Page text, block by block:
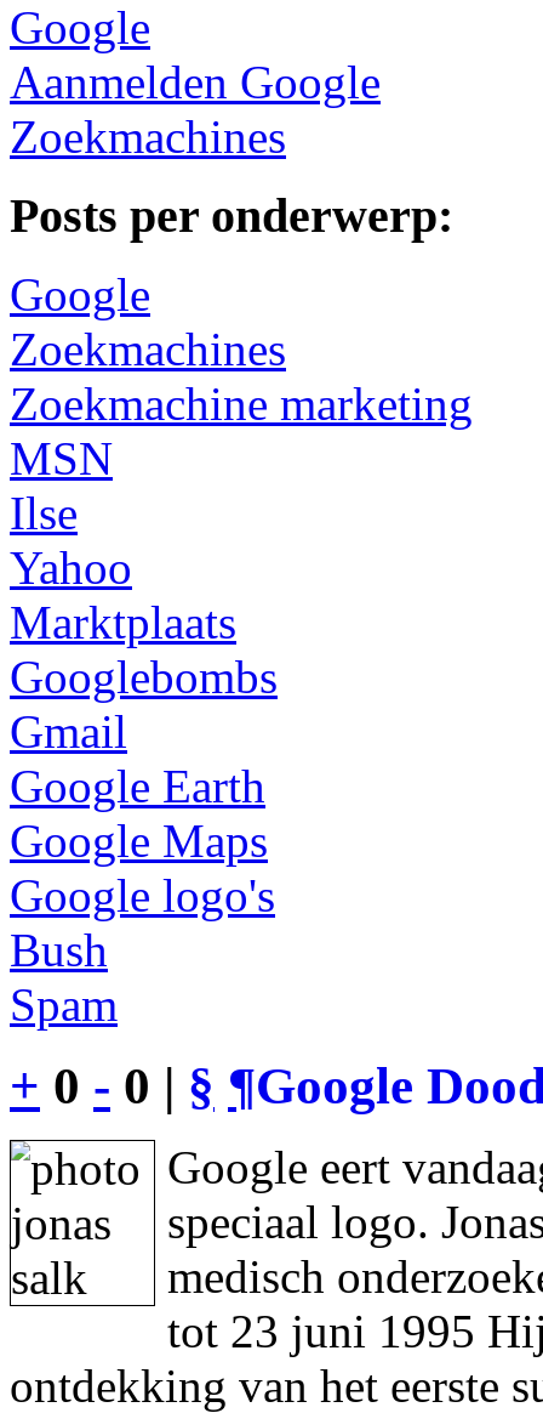
Google
Aanmelden Google
Zoekmachines
Posts per onderwerp:
Google
Zoekmachines
Zoekmachine marketing
MSN
Ilse
Yahoo
Marktplaats
Googlebombs
Gmail
Google Earth
Google Maps
Google logo's
Bush
Spam
+ 0 - 0 | § ¶Google
Google eert
speciaal logo.
medisch
tot 23 juni 1995
ontdekking van het eerste